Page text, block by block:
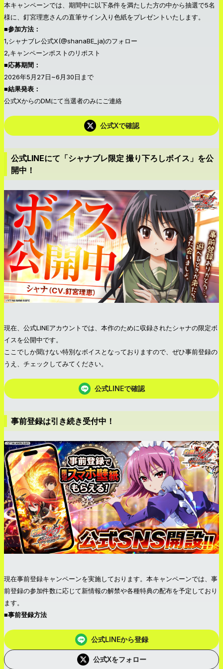
本キャンペーンでは、期間中に以下条件を満たした方の中から抽選で5名
様に、釘宮理恵さんの直筆サイン入り色紙をプレゼントいたします。
■参加方法：
1,シャナブレ公式X(@shanaBE_ja)のフォロー
2,キャンペーンポストのリポスト
■応募期間：
2026年5月27日~6月30日まで
■結果発表：
公式XからのDMにて当選者のみにご連絡
公式Xで確認
公式LINEにて「シャナブレ限定 撮り下ろしボイス」を公
開中！
現在、公式LINEアカウントでは、本作のために収録されたシャナの限定ボ
イスを公開中です。
ここでしか聞けない特別なボイスとなっておりますので、ぜひ事前登録の
うえ、チェックしてみてください。
公式LINEで確認
事前登録は引き続き受付中！
現在事前登録キャンペーンを実施しております。本キャンペーンでは、事
前登録の参加件数に応じて新情報の解禁や各種特典の配布を予定しており
ます。
■事前登録方法
公式LINEから登録
公式Xをフォロー